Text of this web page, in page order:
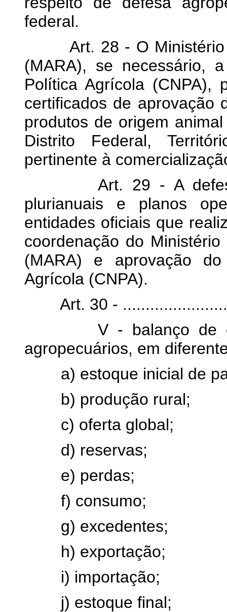
federal.
Art. 28 - O Ministério
(MARA), se necessário,
Política Agrícola (CNPA),
certificados de aprovação
produtos de origem
Distrito Federal,
pertinente à
Art. 29 - A defesa
plurianuais e planos
entidades oficiais que
coordenação do
(MARA) e aprovação
Agrícola (CNPA).
Art. 30 -
V - balanço de
agropecuários, em
a) estoque inicial de
b) produção rural;
c) oferta global;
d) reservas;
e) perdas;
f) consumo;
g) excedentes;
h) exportação;
i) importação;
j) estoque final;